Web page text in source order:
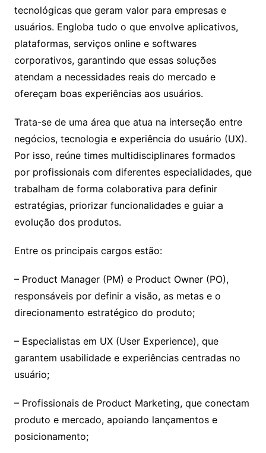
tecnológicas que geram valor para empresas e
usuários. Engloba tudo o que envolve aplicativos,
plataformas, serviços online e softwares
corporativos, garantindo que essas soluções
atendam a necessidades reais do mercado e
ofereçam boas experiências aos usuários.
Trata-se de uma área que atua na interseção entre
negócios, tecnologia e experiência do usuário (UX).
Por isso, reúne times multidisciplinares formados
por profissionais com diferentes especialidades, que
trabalham de forma colaborativa para definir
estratégias, priorizar funcionalidades e guiar a
evolução dos produtos.
Entre os principais cargos estão:
– Product Manager (PM) e Product Owner (PO),
responsáveis por definir a visão, as metas e o
direcionamento estratégico do produto;
– Especialistas em UX (User Experience), que
garantem usabilidade e experiências centradas no
usuário;
– Profissionais de Product Marketing, que conectam
produto e mercado, apoiando lançamentos e
posicionamento;